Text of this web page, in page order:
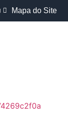
Mapa do Site